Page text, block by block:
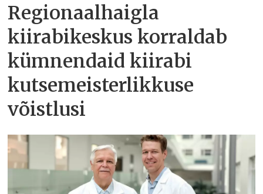
Regionaalhaigla
kiirabikeskus korraldab
kümnendaid kiirabi
kutsemeisterlikkuse
võistlusi